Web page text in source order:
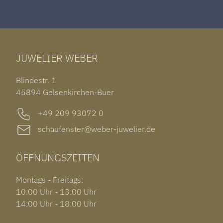
IWC PORTUGIESER
ARMSCHMUCK
OHRSCHMUCK
OUT OF COLLECTION
TAG HEUER CARRERA
ROLEX SUBMARINER DATE
GARMIN VENU 3S
JUWELIER WEBER
Blindestr. 1
45894 Gelsenkirchen-Buer
+49 209 93072 0
schaufenster@weber-juwelier.de
ÖFFNUNGSZEITEN
Montags - Freitags:
10:00 Uhr - 13:00 Uhr
14:00 Uhr - 18:00 Uhr